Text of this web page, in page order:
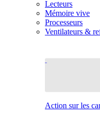
Lecteurs
Mémoire vive
Processeurs
Ventilateurs &
Action sur les